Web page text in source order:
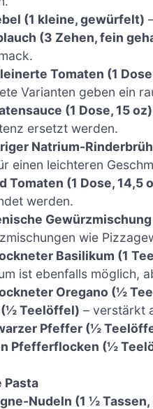
(1 kleine, gewürfelt)
(3 Zehen, fein
Tomaten (1
Varianten geben ein
(1 Dose, 15 oz)
ersetzt werden.
Natrium-
einen leichteren
Tomaten (1 Dose, 14,5
werden.
wie
Basilikum (1
ist ebenfalls möglich,
Oregano (½
(½ Teelöffel) – verstärkt
Pfeffer (½
Pfefferflocken (½
Pasta
Nudeln (1 ½